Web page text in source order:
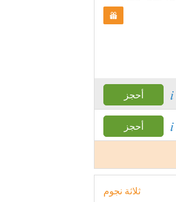
أحجز
أحجز
ثلاثة نجوم